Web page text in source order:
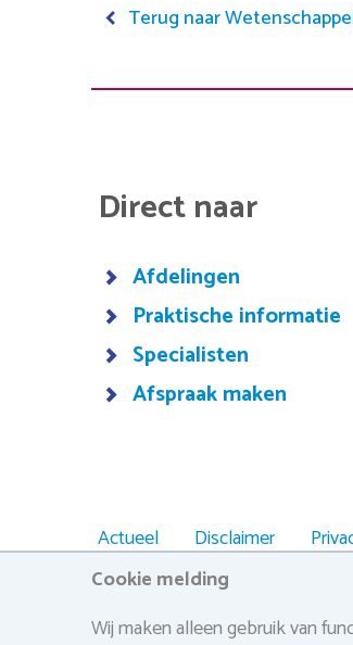
Terug naar
Direct naar
Afdelingen
Praktische informatie
Specialisten
Afspraak maken
Footer
navigation
Actueel Disclaimer
Responsible Disclosure
Cookie melding
Wij maken alleen gebruik van